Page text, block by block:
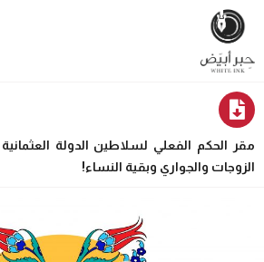
مقر الحكم الفعلي لسلاطين الدولة
الزوجات والجواري وبقية النساء!